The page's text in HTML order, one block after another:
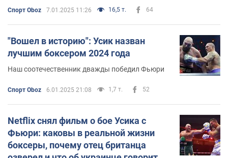
Спорт Oboz 7.01.2025 11:26 16,5 т. 64
"Вошел в историю": Усик назван
лучшим боксером 2024 года
Наш соотечественник дважды победил Фьюри
Спорт Oboz 6.01.2025 21:08 1,7 т. 52
Netflix снял фильм о бое Усика с
Фьюри: каковы в реальной жизни
боксеры, почему отец британца